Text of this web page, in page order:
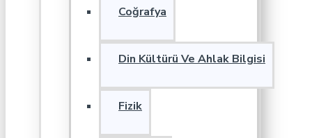
Coğrafya
Din Kültürü Ve Ahlak Bilgisi
Fizik